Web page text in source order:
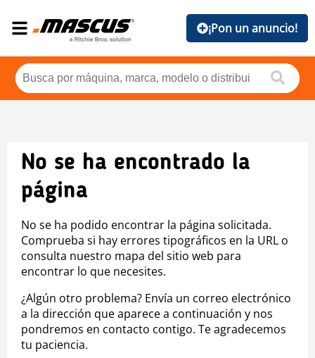
¡Pon un anuncio!
No se ha encontrado la
página
No se ha podido encontrar la página solicitada.
Comprueba si hay errores tipográficos en la URL o
consulta nuestro mapa del sitio web para
encontrar lo que necesites.
¿Algún otro problema? Envía un correo electrónico
a la dirección que aparece a continuación y nos
pondremos en contacto contigo. Te agradecemos
tu paciencia.